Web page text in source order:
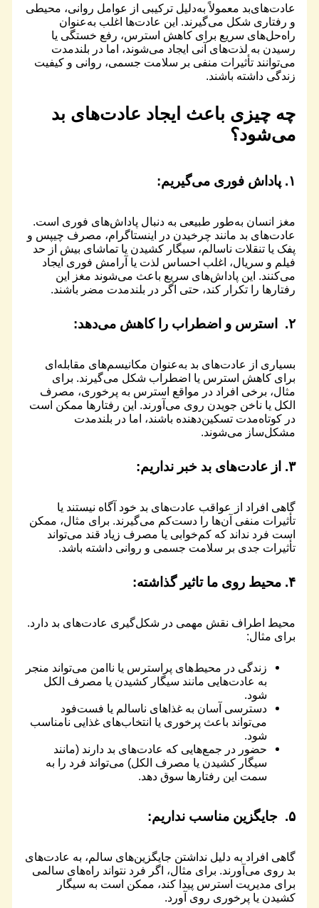
عادت‌های‌بد معمولاً به‌دلیل ترکیبی از عوامل روانی، محیطی
و رفتاری شکل می‌گیرند. این عادت‌ها اغلب به‌عنوان
راه‌حل‌های سریع برای کاهش استرس، رفع خستگی یا
رسیدن به لذت‌های آنی ایجاد می‌شوند، اما در بلندمدت
می‌توانند تأثیرات منفی بر سلامت جسمی، روانی و کیفیت
زندگی داشته باشند.
چه چیزی باعث ایجاد عادت‌های بد
می‌شود؟
۱. پاداش فوری می‌گیریم:
مغز انسان به‌طور طبیعی به دنبال پاداش‌های فوری است.
عادت‌های بد مانند چرخیدن در اینستاگرام، مصرف چیپس و
پفک یا تنقلات ناسالم، سیگار کشیدن یا تماشای بیش از حد
فیلم و سریال، اغلب احساس لذت یا آرامش فوری ایجاد
می‌کنند. این پاداش‌های سریع باعث می‌شوند مغز این
رفتارها را تکرار کند، حتی اگر در بلندمدت مضر باشند.
۲. استرس و اضطراب را کاهش می‌دهد:
بسیاری از عادت‌های بد به‌عنوان مکانیسم‌های مقابله‌ای
برای کاهش استرس یا اضطراب شکل می‌گیرند. برای
مثال، برخی افراد در مواقع استرس به پرخوری، مصرف
الکل یا ناخن جویدن روی می‌آورند. این رفتارها ممکن است
در کوتاه‌مدت تسکین‌دهنده باشند، اما در بلندمدت
مشکل‌ساز می‌شوند.
۳. از عادت‌های بد خبر نداریم:
گاهی افراد از عواقب عادت‌های بد خود آگاه نیستند یا
تأثیرات منفی آن‌ها را دست‌کم می‌گیرند. برای مثال، ممکن
است فرد نداند که کم‌خوابی یا مصرف زیاد قند می‌تواند
تأثیرات جدی بر سلامت جسمی و روانی داشته باشد.
۴. محیط روی ما تاثیر گذاشته:
محیط اطراف نقش مهمی در شکل‌گیری عادت‌های بد دارد.
برای مثال:
زندگی در محیط‌های پراسترس یا ناامن می‌تواند منجر
به عادت‌هایی مانند سیگار کشیدن یا مصرف الکل
شود.
دسترسی آسان به غذاهای ناسالم یا فست‌فود
می‌تواند باعث پرخوری یا انتخاب‌های غذایی نامناسب
شود.
حضور در جمع‌هایی که عادت‌های بد دارند (مانند
سیگار کشیدن یا مصرف الکل) می‌تواند فرد را به
سمت این رفتارها سوق دهد.
۵. جایگزین مناسب نداریم:
گاهی افراد به دلیل نداشتن جایگزین‌های سالم، به عادت‌های
بد روی می‌آورند. برای مثال، اگر فرد نتواند راه‌های سالمی
برای مدیریت استرس پیدا کند، ممکن است به سیگار
کشیدن یا پرخوری روی آورد.